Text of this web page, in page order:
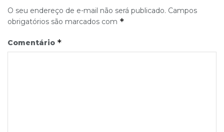
O seu endereço de e-mail não será publicado. Campos
obrigatórios são marcados com *
Comentário *